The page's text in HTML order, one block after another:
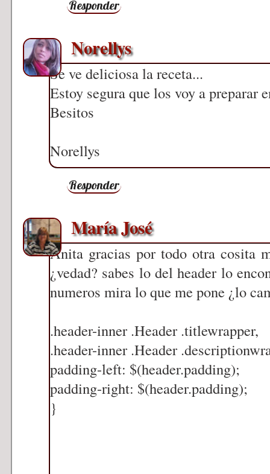
Responder
Norellys
Se ve deliciosa la receta...
Estoy segura que los voy a preparar
Besitos
Norellys
Responder
María José
Anita gracias por todo otra cosita
¿vedad? sabes lo del header lo
numeros mira lo que me pone ¿lo
.header-inner .Header .titlewrapper,
.header-inner .Header
padding-left: $(header.padding);
padding-right: $(header.padding);
}